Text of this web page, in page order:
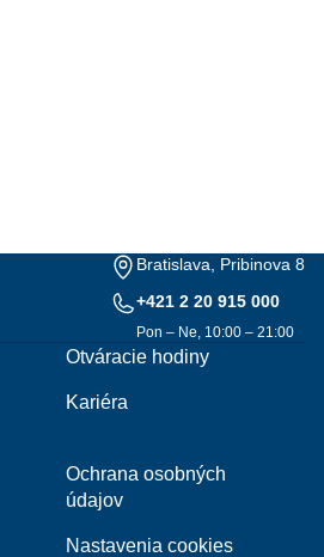
Bratislava, Pribinova 8
+421 2 20 915 000
Pon – Ne, 10:00 – 21:00
Otváracie hodiny
Kariéra
Ochrana osobných
údajov
Nastavenia cookies